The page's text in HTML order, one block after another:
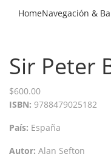
HomeNavegación &
Sir Peter
$600.00
ISBN: 9788479025182
País: España
Autor: Alan Sefton